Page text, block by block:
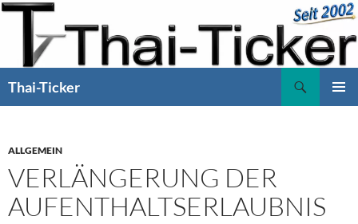
Zum
Inhalt
springen
Thai-Ticker
ALLGEMEIN
VERLÄNGERUNG DER
AUFENTHALTSERLAUBNIS